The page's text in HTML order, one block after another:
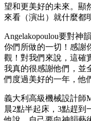
望和更美好的未來。顯
來看（演出）就什麼都
Angelakopoulou要對神
你們所做的一切！感謝
觀！對我們來說，這確
我真的很感謝他們，並
們度過美好的一年，他
義大利高級機械設計師
晨2點半起床，3點趕到